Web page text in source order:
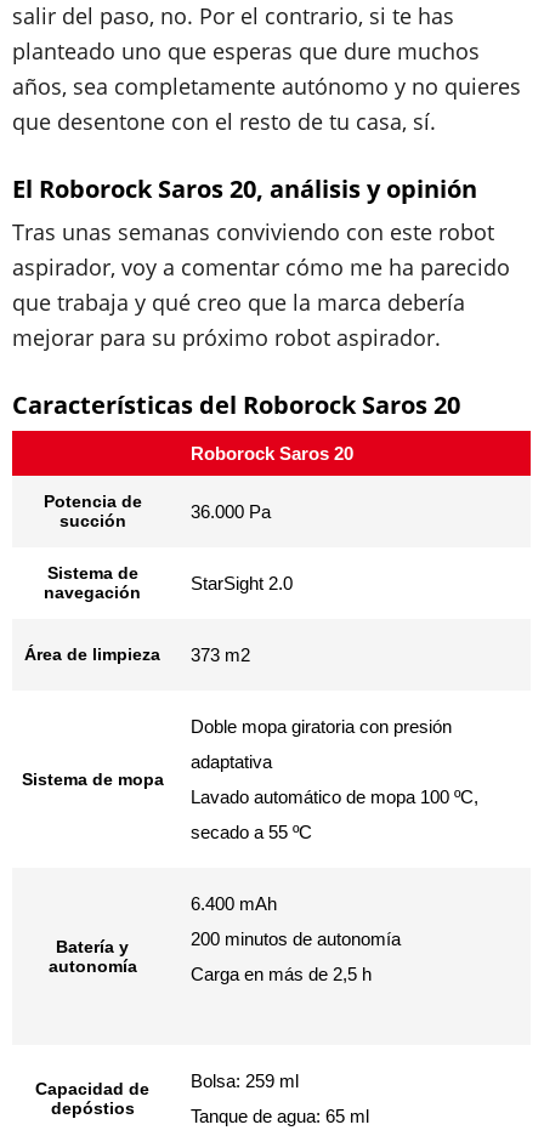
salir del paso, no. Por el contrario, si te has
planteado uno que esperas que dure muchos
años, sea completamente autónomo y no quieres
que desentone con el resto de tu casa, sí.
El Roborock Saros 20, análisis y opinión
Tras unas semanas conviviendo con este robot
aspirador, voy a comentar cómo me ha parecido
que trabaja y qué creo que la marca debería
mejorar para su próximo robot aspirador.
Características del Roborock Saros 20
Roborock Saros 20
Potencia de
succión
36.000 Pa
Sistema de
navegación
StarSight 2.0
Área de limpieza 373 m2
Sistema de mopa
Doble mopa giratoria con presión
adaptativa
Lavado automático de mopa 100 ºC,
secado a 55 ºC
Batería y
autonomía
6.400 mAh
200 minutos de autonomía
Carga en más de 2,5 h
Capacidad de
depóstios
Bolsa: 259 ml
Tanque de agua: 65 ml